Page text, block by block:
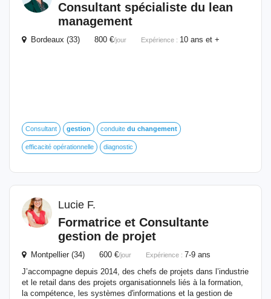
Consultant spécialiste du lean
management
Bordeaux (33) 800 €/jour Expérience : 10 ans et +
Consultant gestion conduite du changement
efficacité opérationnelle diagnostic
Lucie F.
Formatrice et Consultante
gestion de projet
Montpellier (34) 600 €/jour Expérience : 7-9 ans
J’accompagne depuis 2014, des chefs de projets dans l’industrie
et le retail dans des projets organisationnels liés à la formation,
la compétence, les systèmes d'informations et la gestion de